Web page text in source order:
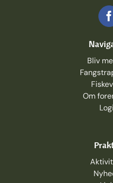
Bliv
Om